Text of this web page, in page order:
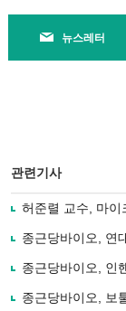
뉴스레터
관련기사
허준렬 교수, 마이
종근당바이오, 연
종근당바이오, 인
종근당바이오, 보